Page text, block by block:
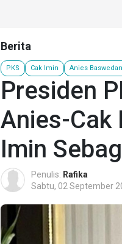
Berita
PKS Cak Imin Anies Baswedan
Presiden
Anies-Cak
Imin
Penulis: Rafika
Sabtu, 02 September